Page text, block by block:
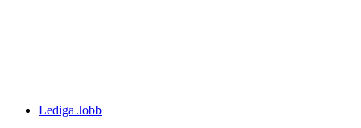
Lediga Jobb